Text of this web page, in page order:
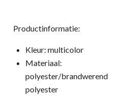
Productinformatie:
Kleur: multicolor
Materiaal:
polyester/brandwerend
polyester